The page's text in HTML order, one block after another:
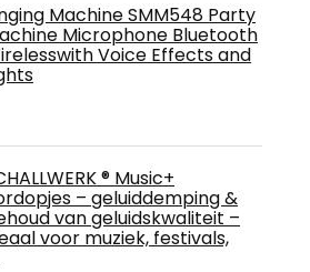
Machine SMM548 Party
Microphone Bluetooth
Voice Effects and
® Music+
– geluiddemping &
van geluidskwaliteit –
voor muziek, festivals,